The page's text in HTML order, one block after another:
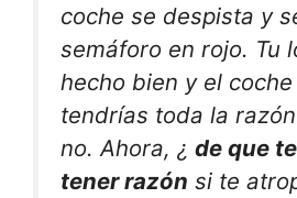
coche se despista y
semáforo en rojo. Tu
hecho bien y el coche
tendrías toda la
no. Ahora, ¿ de que
tener razón si te